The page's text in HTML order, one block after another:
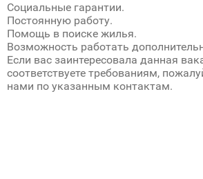
Социальные гарантии.
Постоянную работу.
Помощь в поиске жилья.
Возможность работать
Если вас заинтересовала данная
соответствуете требованиям,
нами по указанным контактам.